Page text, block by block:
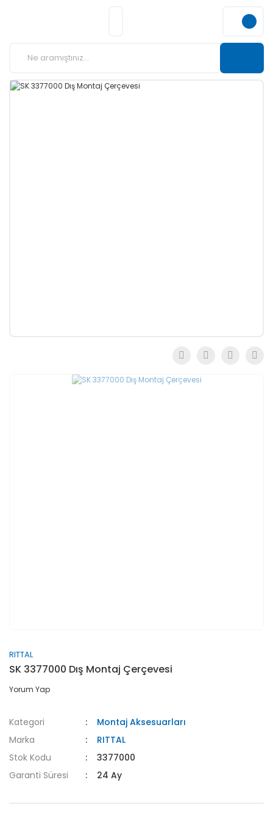
RITTAL
SK 3377000 Dış Montaj Çerçevesi
Yorum Yap
Kategori
Montaj Aksesuarları
Marka
RITTAL
Stok Kodu
3377000
Garanti Süresi
24 Ay